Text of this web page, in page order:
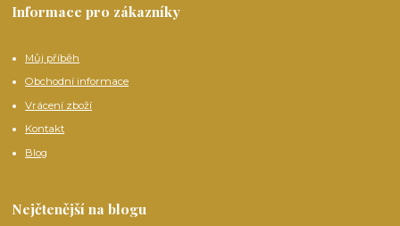
Informace pro zákazníky
Můj příběh
Obchodní informace
Vrácení zboží
Kontakt
Blog
Nejčtenější na blogu